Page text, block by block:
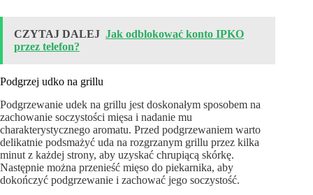
CZYTAJ DALEJ Jak odblokować konto IPKO
przez telefon?
Podgrzej udko na grillu
Podgrzewanie udek na grillu jest doskonałym sposobem na
zachowanie soczystości mięsa i nadanie mu
charakterystycznego aromatu. Przed podgrzewaniem warto
delikatnie podsmażyć uda na rozgrzanym grillu przez kilka
minut z każdej strony, aby uzyskać chrupiącą skórkę.
Następnie można przenieść mięso do piekarnika, aby
dokończyć podgrzewanie i zachować jego soczystość.